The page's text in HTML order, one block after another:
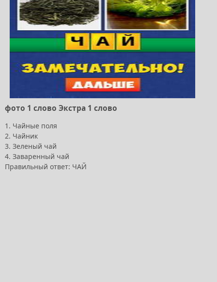
фото 1 слово Экстра 1 слово
1. Чайные поля
2. Чайник
3. Зеленый чай
4. Заваренный чай
Правильный ответ: ЧАЙ